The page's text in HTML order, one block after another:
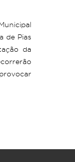
de Pias
da